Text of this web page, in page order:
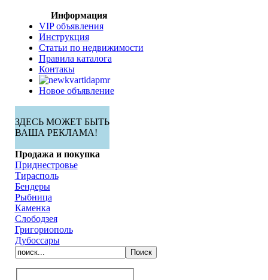
Информация
VIP объявления
Инструкция
Статьи по недвижимости
Правила каталога
Контакы
Новое объявление
ЗДЕСЬ МОЖЕТ БЫТЬ
ВАША РЕКЛАМА!
Продажа и покупка
Приднестровье
Тирасполь
Бендеры
Рыбница
Каменка
Слободзея
Григориополь
Дубоссары